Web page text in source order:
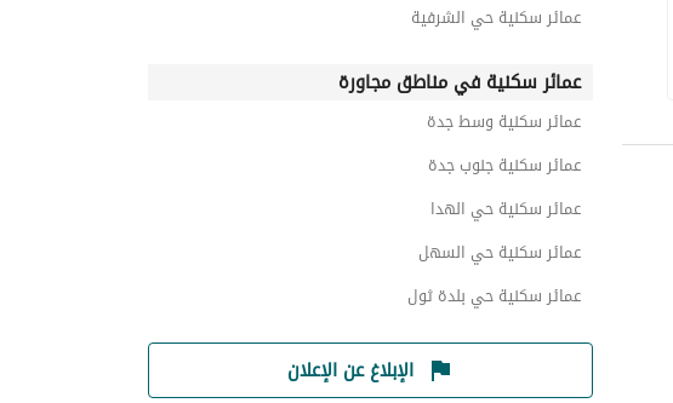
عمائر سكنية حي الشرفية
عمائر سكنية في مناطق مجاورة
عمائر سكنية وسط جدة
عمائر سكنية جنوب جدة
عمائر سكنية حي الهدا
عمائر سكنية حي السهل
عمائر سكنية حي بلدة ثول
الإبلاغ عن الإعلان